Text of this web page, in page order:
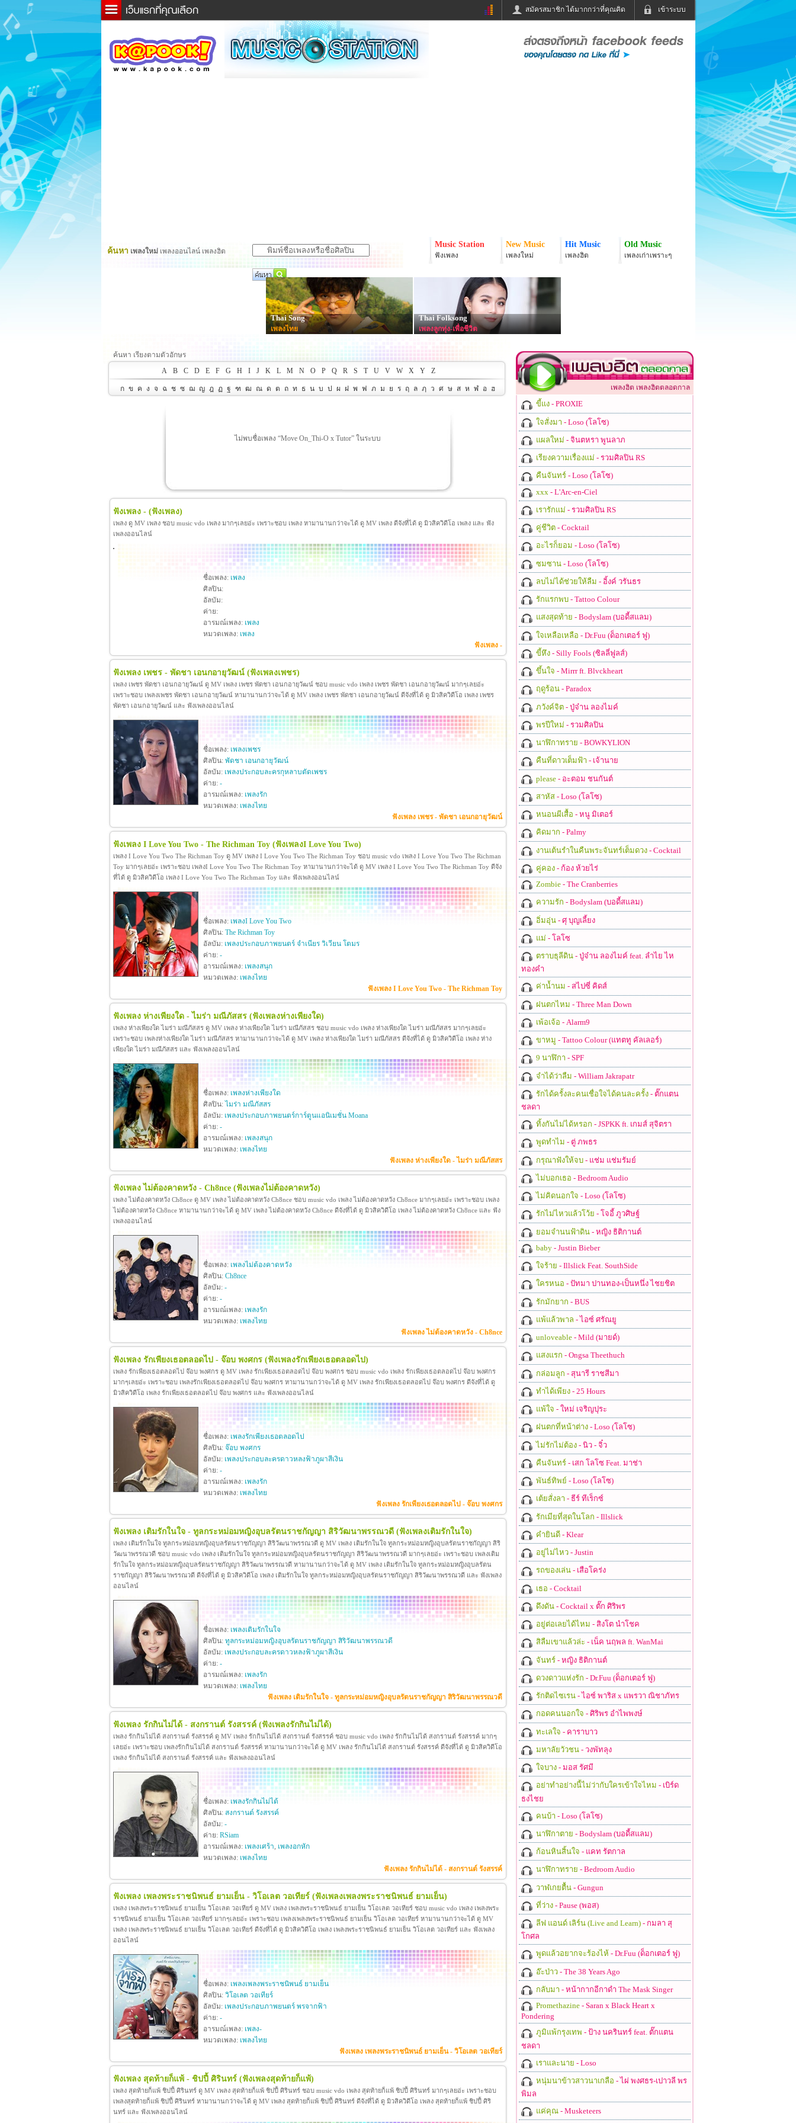
เข้าระบบ
สมัครสมาชิก ได้มากกว่าที่คุณคิด
ข่าวด่วน ข่าวสั้น
ละคร
หนังใหม่
ฟังวิทยุออนไลน์
หมากรุกไทย
Email
ค้นหา เพลงใหม่ เพลงออนไลน์ เพลงฮิต
Music Station
ฟังเพลง
New Music
เพลงใหม่
Hit Music
เพลงฮิต
Old Music
เพลงเก่าเพราะๆ
Thai Song
เพลงไทย
Thai Folksong
เพลงลูกทุ่ง-เพื่อชีวิต
ค้นหา เรียงตามตัวอักษร
A
B C D E F G H I J K L M N O P Q R S T U V W X Y Z
ก ข ค ง จ ฉ ช ซ ฌ ญ ฎ ฏ ฐ ฑ ฒ ณ ด ต ถ ท ธ น บ ป ผ ฝ พ ฟ ภ ม ย ร ฤ ล ฦ ว ศ ษ ส ห ฬ อ ฮ
ไม่พบชื่อเพลง “Move On_Thi-O x Tutor” ในระบบ
ฟังเพลง - (ฟังเพลง)
เพลง ดู MV เพลง ชอบ music vdo เพลง มากๆเลยอ่ะ เพราะชอบ เพลง หามานานกว่าจะได้ ดู MV เพลง ดีจังที่ได้ ดู มิวสิควิดีโอ เพลง และ ฟัง
เพลงออนไลน์
ชื่อเพลง: เพลง
ศิลปิน:
อัลบัม:
ค่าย:
อารมณ์เพลง: เพลง
หมวดเพลง: เพลง
ฟังเพลง -
ฟังเพลง เพชร - พัดชา เอนกอายุวัฒน์ (ฟังเพลงเพชร)
เพลง เพชร พัดชา เอนกอายุวัฒน์ ดู MV เพลง เพชร พัดชา เอนกอายุวัฒน์ ชอบ music vdo เพลง เพชร พัดชา เอนกอายุวัฒน์ มากๆเลยอ่ะ
เพราะชอบ เพลงเพชร พัดชา เอนกอายุวัฒน์ หามานานกว่าจะได้ ดู MV เพลง เพชร พัดชา เอนกอายุวัฒน์ ดีจังที่ได้ ดู มิวสิควิดีโอ เพลง เพชร
พัดชา เอนกอายุวัฒน์ และ ฟังเพลงออนไลน์
ชื่อเพลง: เพลงเพชร
ศิลปิน: พัดชา เอนกอายุวัฒน์
อัลบัม: เพลงประกอบละครกุหลาบตัดเพชร
ค่าย: -
อารมณ์เพลง: เพลงรัก
หมวดเพลง: เพลงไทย
ฟังเพลง เพชร - พัดชา เอนกอายุวัฒน์
ฟังเพลง I Love You Two - The Richman Toy (ฟังเพลงI Love You Two)
เพลง I Love You Two The Richman Toy ดู MV เพลง I Love You Two The Richman Toy ชอบ music vdo เพลง I Love You Two The Richman
Toy มากๆเลยอ่ะ เพราะชอบ เพลงI Love You Two The Richman Toy หามานานกว่าจะได้ ดู MV เพลง I Love You Two The Richman Toy ดีจัง
ที่ได้ ดู มิวสิควิดีโอ เพลง I Love You Two The Richman Toy และ ฟังเพลงออนไลน์
ชื่อเพลง: เพลงI Love You Two
ศิลปิน: The Richman Toy
อัลบัม: เพลงประกอบภาพยนตร์ จำเนียร วิเวียน โตมร
ค่าย: -
อารมณ์เพลง: เพลงสนุก
หมวดเพลง: เพลงไทย
ฟังเพลง I Love You Two - The Richman Toy
ฟังเพลง ห่างเพียงใด - ไมร่า มณีภัสสร (ฟังเพลงห่างเพียงใด)
เพลง ห่างเพียงใด ไมร่า มณีภัสสร ดู MV เพลง ห่างเพียงใด ไมร่า มณีภัสสร ชอบ music vdo เพลง ห่างเพียงใด ไมร่า มณีภัสสร มากๆเลยอ่ะ
เพราะชอบ เพลงห่างเพียงใด ไมร่า มณีภัสสร หามานานกว่าจะได้ ดู MV เพลง ห่างเพียงใด ไมร่า มณีภัสสร ดีจังที่ได้ ดู มิวสิควิดีโอ เพลง ห่าง
เพียงใด ไมร่า มณีภัสสร และ ฟังเพลงออนไลน์
ชื่อเพลง: เพลงห่างเพียงใด
ศิลปิน: ไมร่า มณีภัสสร
อัลบัม: เพลงประกอบภาพยนตร์การ์ตูนแอนิเมชั่น Moana
ค่าย: -
อารมณ์เพลง: เพลงสนุก
หมวดเพลง: เพลงไทย
ฟังเพลง ห่างเพียงใด - ไมร่า มณีภัสสร
ฟังเพลง ไม่ต้องคาดหวัง - Ch8nce (ฟังเพลงไม่ต้องคาดหวัง)
เพลง ไม่ต้องคาดหวัง Ch8nce ดู MV เพลง ไม่ต้องคาดหวัง Ch8nce ชอบ music vdo เพลง ไม่ต้องคาดหวัง Ch8nce มากๆเลยอ่ะ เพราะชอบ เพลง
ไม่ต้องคาดหวัง Ch8nce หามานานกว่าจะได้ ดู MV เพลง ไม่ต้องคาดหวัง Ch8nce ดีจังที่ได้ ดู มิวสิควิดีโอ เพลง ไม่ต้องคาดหวัง Ch8nce และ ฟัง
เพลงออนไลน์
ชื่อเพลง: เพลงไม่ต้องคาดหวัง
ศิลปิน: Ch8nce
อัลบัม: -
ค่าย: -
อารมณ์เพลง: เพลงรัก
หมวดเพลง: เพลงไทย
ฟังเพลง ไม่ต้องคาดหวัง - Ch8nce
ฟังเพลง รักเพียงเธอตลอดไป - จ๊อบ พงศกร (ฟังเพลงรักเพียงเธอตลอดไป)
เพลง รักเพียงเธอตลอดไป จ๊อบ พงศกร ดู MV เพลง รักเพียงเธอตลอดไป จ๊อบ พงศกร ชอบ music vdo เพลง รักเพียงเธอตลอดไป จ๊อบ พงศกร
มากๆเลยอ่ะ เพราะชอบ เพลงรักเพียงเธอตลอดไป จ๊อบ พงศกร หามานานกว่าจะได้ ดู MV เพลง รักเพียงเธอตลอดไป จ๊อบ พงศกร ดีจังที่ได้ ดู
มิวสิควิดีโอ เพลง รักเพียงเธอตลอดไป จ๊อบ พงศกร และ ฟังเพลงออนไลน์
ชื่อเพลง: เพลงรักเพียงเธอตลอดไป
ศิลปิน: จ๊อบ พงศกร
อัลบัม: เพลงประกอบละครดาวหลงฟ้าภูผาสีเงิน
ค่าย: -
อารมณ์เพลง: เพลงรัก
หมวดเพลง: เพลงไทย
ฟังเพลง รักเพียงเธอตลอดไป - จ๊อบ พงศกร
ฟังเพลง เติมรักในใจ - ทูลกระหม่อมหญิงอุบลรัตนราชกัญญา สิริวัฒนาพรรณวดี (ฟังเพลงเติมรักในใจ)
เพลง เติมรักในใจ ทูลกระหม่อมหญิงอุบลรัตนราชกัญญา สิริวัฒนาพรรณวดี ดู MV เพลง เติมรักในใจ ทูลกระหม่อมหญิงอุบลรัตนราชกัญญา สิริ
วัฒนาพรรณวดี ชอบ music vdo เพลง เติมรักในใจ ทูลกระหม่อมหญิงอุบลรัตนราชกัญญา สิริวัฒนาพรรณวดี มากๆเลยอ่ะ เพราะชอบ เพลงเติม
รักในใจ ทูลกระหม่อมหญิงอุบลรัตนราชกัญญา สิริวัฒนาพรรณวดี หามานานกว่าจะได้ ดู MV เพลง เติมรักในใจ ทูลกระหม่อมหญิงอุบลรัตน
ราชกัญญา สิริวัฒนาพรรณวดี ดีจังที่ได้ ดู มิวสิควิดีโอ เพลง เติมรักในใจ ทูลกระหม่อมหญิงอุบลรัตนราชกัญญา สิริวัฒนาพรรณวดี และ ฟังเพลง
ออนไลน์
ชื่อเพลง: เพลงเติมรักในใจ
ศิลปิน: ทูลกระหม่อมหญิงอุบลรัตนราชกัญญา สิริวัฒนาพรรณวดี
อัลบัม: เพลงประกอบละครดาวหลงฟ้าภูผาสีเงิน
ค่าย: -
อารมณ์เพลง: เพลงรัก
หมวดเพลง: เพลงไทย
ฟังเพลง เติมรักในใจ - ทูลกระหม่อมหญิงอุบลรัตนราชกัญญา สิริวัฒนาพรรณวดี
ฟังเพลง รักกินไม่ได้ - สงกรานต์ รังสรรค์ (ฟังเพลงรักกินไม่ได้)
เพลง รักกินไม่ได้ สงกรานต์ รังสรรค์ ดู MV เพลง รักกินไม่ได้ สงกรานต์ รังสรรค์ ชอบ music vdo เพลง รักกินไม่ได้ สงกรานต์ รังสรรค์ มากๆ
เลยอ่ะ เพราะชอบ เพลงรักกินไม่ได้ สงกรานต์ รังสรรค์ หามานานกว่าจะได้ ดู MV เพลง รักกินไม่ได้ สงกรานต์ รังสรรค์ ดีจังที่ได้ ดู มิวสิควิดีโอ
เพลง รักกินไม่ได้ สงกรานต์ รังสรรค์ และ ฟังเพลงออนไลน์
ชื่อเพลง: เพลงรักกินไม่ได้
ศิลปิน: สงกรานต์ รังสรรค์
อัลบัม: -
ค่าย: RSiam
อารมณ์เพลง: เพลงเศร้า, เพลงอกหัก
หมวดเพลง: เพลงไทย
ฟังเพลง รักกินไม่ได้ - สงกรานต์ รังสรรค์
ฟังเพลง เพลงพระราชนิพนธ์ ยามเย็น - วิโอเลต วอเทียร์ (ฟังเพลงเพลงพระราชนิพนธ์ ยามเย็น)
เพลง เพลงพระราชนิพนธ์ ยามเย็น วิโอเลต วอเทียร์ ดู MV เพลง เพลงพระราชนิพนธ์ ยามเย็น วิโอเลต วอเทียร์ ชอบ music vdo เพลง เพลงพระ
ราชนิพนธ์ ยามเย็น วิโอเลต วอเทียร์ มากๆเลยอ่ะ เพราะชอบ เพลงเพลงพระราชนิพนธ์ ยามเย็น วิโอเลต วอเทียร์ หามานานกว่าจะได้ ดู MV
เพลง เพลงพระราชนิพนธ์ ยามเย็น วิโอเลต วอเทียร์ ดีจังที่ได้ ดู มิวสิควิดีโอ เพลง เพลงพระราชนิพนธ์ ยามเย็น วิโอเลต วอเทียร์ และ ฟังเพลง
ออนไลน์
ชื่อเพลง: เพลงเพลงพระราชนิพนธ์ ยามเย็น
ศิลปิน: วิโอเลต วอเทียร์
อัลบัม: เพลงประกอบภาพยนตร์ พรจากฟ้า
ค่าย: -
อารมณ์เพลง: เพลง-
หมวดเพลง: เพลงไทย
ฟังเพลง เพลงพระราชนิพนธ์ ยามเย็น - วิโอเลต วอเทียร์
ฟังเพลง สุดท้ายก็แพ้ - ชิปปี้ ศิรินทร์ (ฟังเพลงสุดท้ายก็แพ้)
เพลง สุดท้ายก็แพ้ ชิปปี้ ศิรินทร์ ดู MV เพลง สุดท้ายก็แพ้ ชิปปี้ ศิรินทร์ ชอบ music vdo เพลง สุดท้ายก็แพ้ ชิปปี้ ศิรินทร์ มากๆเลยอ่ะ เพราะชอบ
เพลงสุดท้ายก็แพ้ ชิปปี้ ศิรินทร์ หามานานกว่าจะได้ ดู MV เพลง สุดท้ายก็แพ้ ชิปปี้ ศิรินทร์ ดีจังที่ได้ ดู มิวสิควิดีโอ เพลง สุดท้ายก็แพ้ ชิปปี้ ศิริ
นทร์ และ ฟังเพลงออนไลน์
เพลงฮิต เพลงฮิตตลอดกาล
ขี้แง- PROXIE
ใจสั่งมา - Loso (โลโซ)
แผลใหม่ - จินตหรา พูนลาภ
เรียงความเรื่องแม่ - รวมศิลปิน RS
คืนจันทร์- Loso (โลโซ)
xxx - L'Arc-en-Ciel
เรารักแม่ - รวมศิลปิน RS
คู่ชีวิต- Cocktail
อะไรก็ยอม - Loso (โลโซ)
ซมซาน- Loso (โลโซ)
ลบไม่ได้ช่วยให้ลืม - อิ้งค์ วรันธร
รักแรกพบ- Tattoo Colour
แสงสุดท้าย - Bodyslam (บอดี้สแลม)
ใจเหลือเหลือ - Dr.Fuu (ด็อกเตอร์ ฟู)
ขี้หึง- Silly Fools (ซิลลี่ฟูลส์)
ขึ้นใจ - Mirrr ft. Blvckheart
ฤดูร้อน- Paradox
ภวังค์จิต- ปู่จ๋าน ลองไมค์
พรปีใหม่ - รวมศิลปิน
นาฬิกาทราย - BOWKYLION
คืนที่ดาวเต็มฟ้า - เจ้านาย
please- อะตอม ชนกันต์
สาหัส- Loso (โลโซ)
หนอนผีเสื้อ - หนู มิเตอร์
คิดมาก - Palmy
งานเต้นรำในคืนพระจันทร์เต็มดวง- Cocktail
คู่คอง- ก้อง ห้วยไร่
Zombie- The Cranberries
ความรัก - Bodyslam (บอดี้สแลม)
อิ่มอุ่น- ศุ บุญเลี้ยง
แม่ - โลโซ
ตราบธุลีดิน- ปู่จ๋าน ลองไมค์ feat. ลำไย ไห
ทองคำ
ค่าน้ำนม - สไปซี่ คิดส์
ฝนตกไหม - Three Man Down
เพ้อเจ้อ - Alarm9
ขาหมู - Tattoo Colour (แทตทู คัลเลอร์)
9 นาฬิกา - SPF
จำได้ว่าลืม - William Jakrapatr
รักได้ครั้งละคนเชื่อใจได้คนละครั้ง- ตั๊กแตน
ชลดา
ทิ้งกันไม่ได้หรอก - JSPKK ft. เกมส์ สุจิตรา
พูดทำไม - ตู่ ภพธร
กรุณาฟังให้จบ- แช่ม แช่มรัมย์
ไม่บอกเธอ - Bedroom Audio
ไม่คิดนอกใจ - Loso (โลโซ)
รักไม่ไหวแล้วโว้ย - โจอี้ ภูวศิษฐ์
ยอมจำนนฟ้าดิน- หญิง ธิติกานต์
baby- Justin Bieber
ใจร้าย - Illslick Feat. SouthSide
ใครหนอ - ปัทมา ปานทอง-เป็นหนึ่ง ไชยชิต
รักมักยาก - BUS
แพ้แล้วพาล - ไอซ์ ศรัณยู
unloveable- Mild (มายด์)
แสงแรก - Ongsa Theethuch
กล่อมลูก - สุนารี ราชสีมา
ทำได้เพียง- 25 Hours
แพ้ใจ - ใหม่ เจริญปุระ
ฝนตกที่หน้าต่าง- Loso (โลโซ)
ไม่รักไม่ต้อง- นิว - จิ๋ว
คืนจันทร์- เสก โลโซ Feat. มาช่า
พันธ์ทิพย์ - Loso (โลโซ)
เต้ยสั่งลา - ธีร์ ทีเร็กซ์
รักเมียที่สุดในโลก - Illslick
คำยินดี- Klear
อยู่ไม่ไหว- Justin
รถของเล่น- เสือโคร่ง
เธอ - Cocktail
ดึงดัน- Cocktail x ตั๊ก ศิริพร
อยู่ต่อเลยได้ไหม - สิงโต นำโชค
สิลืมเขาแล้วล่ะ - เน็ค นฤพล ft. WanMai
จันทร์- หญิง ธิติกานต์
ดวงดาวแห่งรัก - Dr.Fuu (ด็อกเตอร์ ฟู)
รักติดไซเรน- ไอซ์ พาริส x แพรวา ณิชาภัทร
กอดคนนอกใจ - ศิริพร อำไพพงษ์
ทะเลใจ - คาราบาว
มหาลัยวัวชน- วงพัทลุง
ใจบาง- มอส รัศมี
อย่าทำอย่างนี้ไม่ว่ากับใครเข้าใจไหม - เบิร์ด
ธงไชย
คนบ้า - Loso (โลโซ)
นาฬิกาตาย - Bodyslam (บอดี้สแลม)
ก้อนหินสิ้นใจ - แคท รัตกาล
นาฬิกาทราย - Bedroom Audio
วาฬเกยตื้น- Gungun
ที่ว่าง- Pause (พอส)
ลีฟ แอนด์ เลิร์น (Live and Learn)- กมลา สุ
โกศล
พูดแล้วอยากจะร้องไห้ - Dr.Fuu (ด็อกเตอร์ ฟู)
อ๊ะป่าว- The 38 Years Ago
กลับมา - หน้ากากอีกาดำ The Mask Singer
Promethazine- Saran x Black Heart x
Pondering
ภูมิแพ้กรุงเทพ - ป้าง นครินทร์ feat. ตั๊กแตน
ชลดา
เราและนาย - Loso
หนุ่มนาข้าวสาวนาเกลือ - ไผ่ พงศธร-เปาวลี พร
พิมล
แค่คุณ- Musketeers